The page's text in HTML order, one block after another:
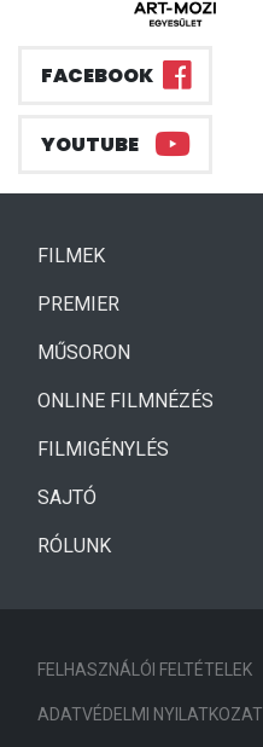
FACEBOOK
YOUTUBE
FILMEK(CURRENT)
PREMIER
MŰSORON
ONLINE FILMNÉZÉS
FILMIGÉNYLÉS
SAJTÓ
RÓLUNK
FELHASZNÁLÓI FELTÉTELEK
ADATVÉDELMI NYILATKOZAT